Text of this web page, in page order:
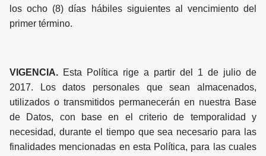
los ocho (8) días hábiles siguientes al vencimiento del
primer término.
VIGENCIA. Esta Política rige a partir del 1 de julio de
2017. Los datos personales que sean almacenados,
utilizados o transmitidos permanecerán en nuestra Base
de Datos, con base en el criterio de temporalidad y
necesidad, durante el tiempo que sea necesario para las
finalidades mencionadas en esta Política, para las cuales